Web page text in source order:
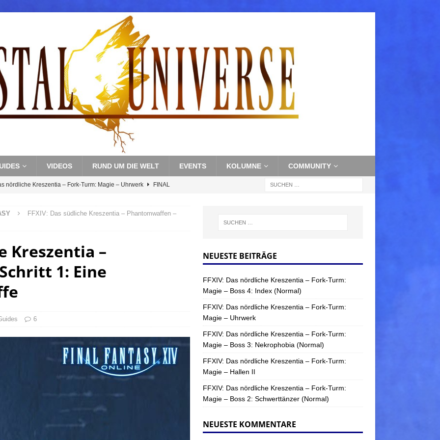
VIDEOS RUND UM DIE WELT EVENTS KOLUMNE COMMUNITY
nördliche Kreszentia – Fork-Turm: Magie – Uhrwerk FINAL
nördliche Kreszentia – Fork-Turm: Magie – Hallen II
nördliche Kreszentia – Fork-Turm: Magie – Boss 2: Schwerttänzer
nördliche Kreszentia – Fork-Turm: Magie – Boss 4: Index (Normal)
FFXIV: Das südliche Kreszentia – Phantomwaffen –
Kreszentia –
1: Eine
6
NEUESTE BEITRÄGE
FFXIV: Das nördliche Kreszentia – Fork-Turm:
Magie – Boss 4: Index (Normal)
FFXIV: Das nördliche Kreszentia – Fork-Turm:
Magie – Uhrwerk
FFXIV: Das nördliche Kreszentia – Fork-Turm:
Magie – Boss 3: Nekrophobia (Normal)
FFXIV: Das nördliche Kreszentia – Fork-Turm:
Magie – Hallen II
FFXIV: Das nördliche Kreszentia – Fork-Turm:
Magie – Boss 2: Schwerttänzer (Normal)
NEUESTE KOMMENTARE